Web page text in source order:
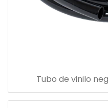
Tubo de vinilo